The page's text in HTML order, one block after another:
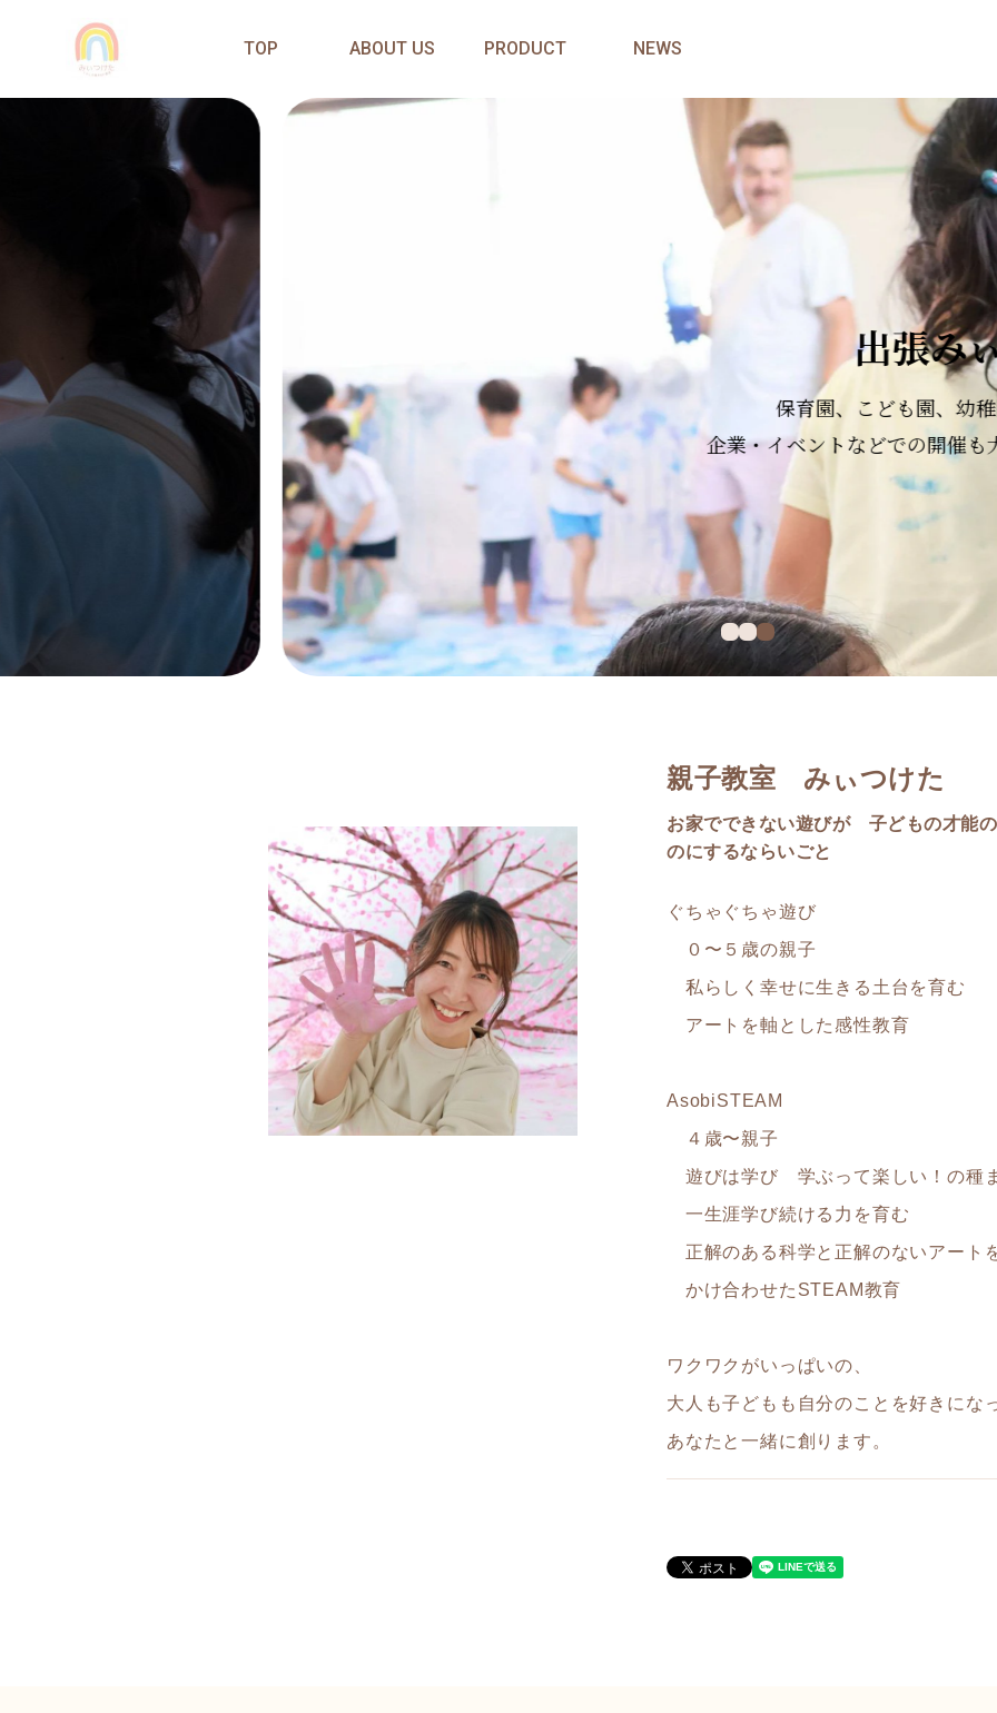
TOP ABOUT US PRODUCT NEWS
出張みぃつけた
保育園、こども園、幼稚園などの保育施設や、
企業・イベントなどでの開催も大変喜んでいただいていま
親子教室 みぃつけた
お家でできない遊びが 子どもの才能
のにするならいごと
ぐちゃぐちゃ遊び
０〜５歳の親子
私らしく幸せに生きる土台を育む
アートを軸とした感性教育
AsobiSTEAM
４歳〜親子
遊びは学び 学ぶって楽しい！の種
一生涯学び続ける力を育む
正解のある科学と正解のないアート
かけ合わせたSTEAM教育
ワクワクがいっぱいの、
大人も子どもも自分のことを好きにな
あなたと一緒に創ります。